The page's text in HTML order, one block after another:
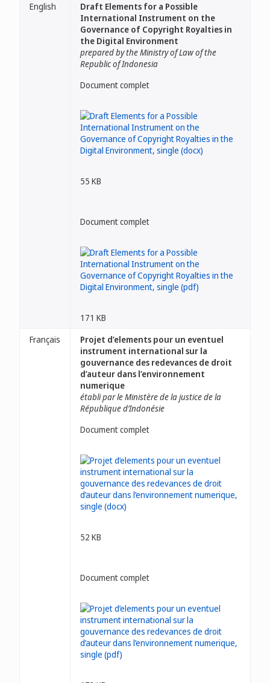
English
Draft Elements for a Possible
International Instrument on the
Governance of Copyright Royalties in
the Digital Environment
prepared by the Ministry of Law of the
Republic of Indonesia
Document complet
55 KB
Document complet
171 KB
Français
Projet d’elements pour un eventuel
instrument international sur la
gouvernance des redevances de droit
d’auteur dans l’environnement
numerique
établi par le Ministère de la justice de la
République d’Indonésie
Document complet
52 KB
Document complet